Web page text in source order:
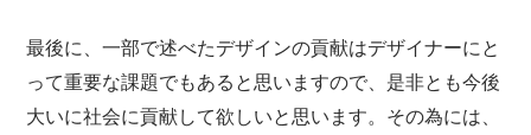
最後に、一部で述べたデザインの貢献はデザイナーにと
って重要な課題でもあると思いますので、是非とも今後
大いに社会に貢献して欲しいと思います。その為には、